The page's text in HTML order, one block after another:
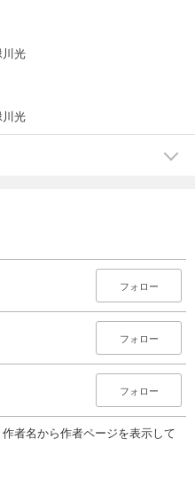
光
光
フォロー
フォロー
フォロー
者名から作者ページを表示して